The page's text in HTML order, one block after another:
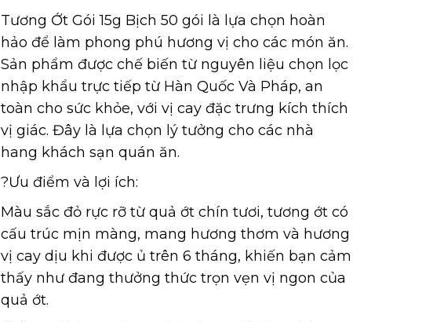
Tương Ớt Gói 15g Bịch 50 gói là lựa chọn hoàn
hảo để làm phong phú hương vị cho các món ăn.
Sản phẩm được chế biến từ nguyên liệu chọn lọc
nhập khẩu trực tiếp từ Hàn Quốc Và Pháp, an
toàn cho sức khỏe, với vị cay đặc trưng kích thích
vị giác. Đây là lựa chọn lý tưởng cho các nhà
hang khách sạn quán ăn.
?Ưu điểm và lợi ích:
Màu sắc đỏ rực rỡ từ quả ớt chín tươi, tương ớt có
cấu trúc mịn màng, mang hương thơm và hương
vị cay dịu khi được ủ trên 6 tháng, khiến bạn cảm
thấy như đang thưởng thức trọn vẹn vị ngon của
quả ớt.